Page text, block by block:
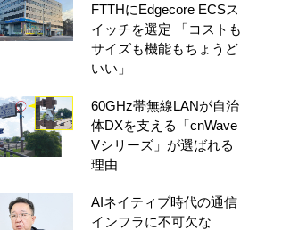
FTTHにEdgecore ECSス
イッチを選定 「コストも
サイズも機能もちょうど
いい」
60GHz帯無線LANが自治
体DXを支える「cnWave
Vシリーズ」が選ばれる
理由
AIネイティブ時代の通信
インフラに不可欠な